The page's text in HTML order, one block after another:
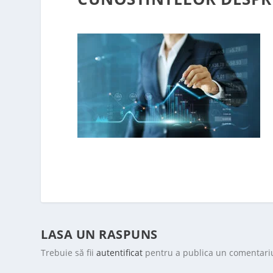
LASA UN RASPUNS
Trebuie să fiiautentificat pentru a publica un